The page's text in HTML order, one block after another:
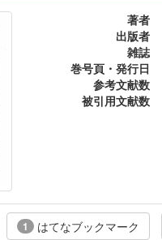
著者
出版者
雑誌
巻号頁・発行日
参考文献数
被引用文献数
1 はてなブックマーク